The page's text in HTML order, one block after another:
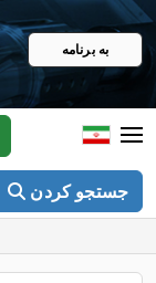
به برنامه
جستجو کردن